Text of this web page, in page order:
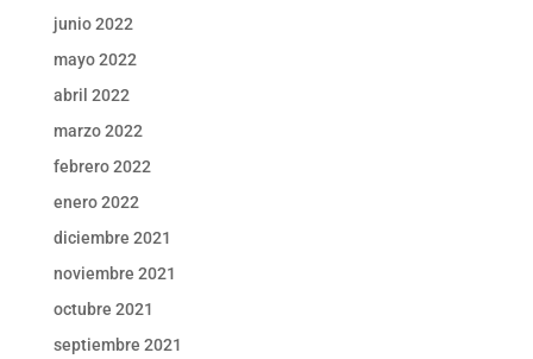
junio 2022
mayo 2022
abril 2022
marzo 2022
febrero 2022
enero 2022
diciembre 2021
noviembre 2021
octubre 2021
septiembre 2021